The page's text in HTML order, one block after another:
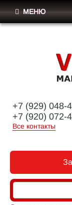
+7 (929) 048-
+7 (920) 072-
Все контакты
МЕНЮ